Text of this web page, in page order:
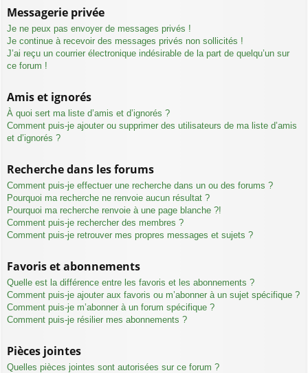
Messagerie privée
Je ne peux pas envoyer de messages privés !
Je continue à recevoir des messages privés non sollicités !
J’ai reçu un courrier électronique indésirable de la part de quelqu’un sur
ce forum !
Amis et ignorés
À quoi sert ma liste d’amis et d’ignorés ?
Comment puis-je ajouter ou supprimer des utilisateurs de ma liste d’amis
et d’ignorés ?
Recherche dans les forums
Comment puis-je effectuer une recherche dans un ou des forums ?
Pourquoi ma recherche ne renvoie aucun résultat ?
Pourquoi ma recherche renvoie à une page blanche ?!
Comment puis-je rechercher des membres ?
Comment puis-je retrouver mes propres messages et sujets ?
Favoris et abonnements
Quelle est la différence entre les favoris et les abonnements ?
Comment puis-je ajouter aux favoris ou m’abonner à un sujet spécifique ?
Comment puis-je m’abonner à un forum spécifique ?
Comment puis-je résilier mes abonnements ?
Pièces jointes
Quelles pièces jointes sont autorisées sur ce forum ?